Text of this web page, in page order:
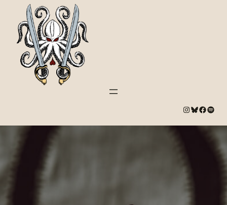
# Bluesky # Spotify